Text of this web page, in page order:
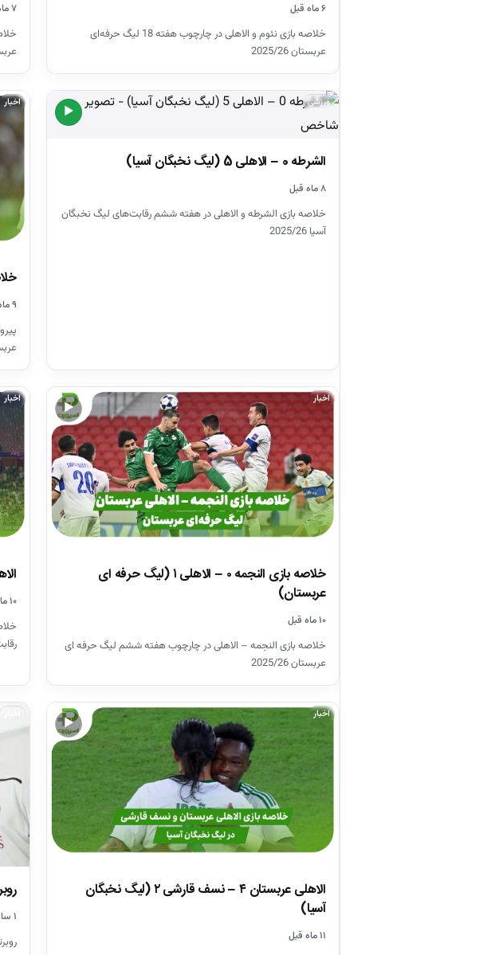
۶ ماه قبل
خلاصه بازی نئوم و الاهلی در چارچوب هفته 18 لیگ حرفه‌ای
عربستان 2025/26
۷ ماه قبل
▶
ورزشی
الشرطه 0 – الاهلی 5 (لیگ نخبگان آسیا)
۸ ماه قبل
خلاصه بازی الشرطه و الاهلی در هفته ششم رقابت‌های لیگ نخبگان
آسیا 2025/26
اخبار
۹ ماه قبل
▶
اخبار
خلاصه بازی النجمه ۰ – الاهلی ۱ (لیگ حرفه ای
عربستان)
۱۰ ماه قبل
خلاصه بازی النجمه – الاهلی در چارچوب هفته ششم لیگ حرفه ای
عربستان 2025/26
اخبار
الاهلی
۱۰ ماه قبل
▶
اخبار
الاهلی عربستان ۴ – نسف قارشی ۲ (لیگ نخبگان
آسیا)
۱۱ ماه قبل
۱ سال قبل